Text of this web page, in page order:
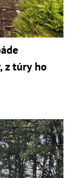
z túry ho